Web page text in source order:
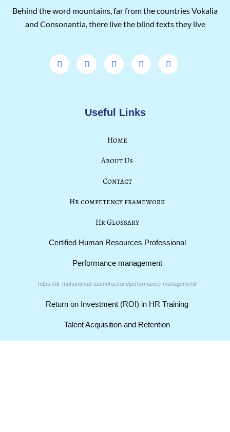
Behind the word mountains, far from the countries Vokalia
and Consonantia, there live the blind texts they live
Useful Links
Home
About Us
Contact
Hr competency framework
Hr Glossary
Certified Human Resources Professional
Performance management
https://dr-mohammad-taamnha.com/performance-management/
Return on Investment (ROI) in HR Training
Talent Acquisition and Retention